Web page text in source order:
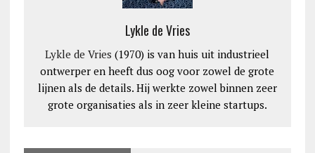
Lykle de Vries
Lykle de Vries (1970) is van huis uit industrieel
ontwerper en heeft dus oog voor zowel de grote
lijnen als de details. Hij werkte zowel binnen zeer
grote organisaties als in zeer kleine startups.